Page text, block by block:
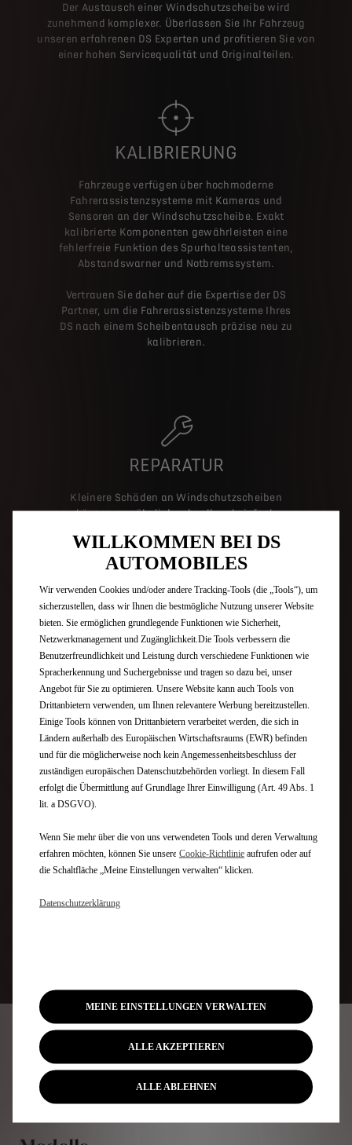
Der Austausch einer Windschutzscheibe wird
zunehmend komplexer. Überlassen Sie Ihr Fahrzeug
unseren erfahrenen DS Experten und profitieren Sie von
einer hohen Servicequalität und Originalteilen.
KALIBRIERUNG
Fahrzeuge verfügen über hochmoderne
Fahrerassistenzsysteme mit Kameras und
Sensoren an der Windschutzscheibe. Exakt
kalibrierte Komponenten gewährleisten eine
fehlerfreie Funktion des Spurhalteassistenten,
Abstandswarner und Notbremssystem.
Vertrauen Sie daher auf die Expertise der DS
Partner, um die Fahrerassistenzsysteme Ihres
DS nach einem Scheibentausch präzise neu zu
kalibrieren.
REPARATUR
Kleinere Schäden an Windschutzscheiben
können gewöhnlich schnell und einfach
ob im speziellen Fall die Scheibenreparatur
möglich und erlaubt ist.
Falls der Schaden nicht repariert werden kann,
kümmern sich unsere Experten um den
Austausch Ihrer Windschutzscheibe.
UNSER SERVICE
Ihr DS Partner unterstützt Sie bei der
Schadensabwicklung mit der Versicherung.
Teilkaskoversicherte zahlen für die Reparatur in
Selbstbeteiligung) und werden nicht in der
Versicherungsprämie hochgestuft.1
Mobilität während der Reparatur
WILLKOMMEN BEI DS
AUTOMOBILES
Wir verwenden Cookies und/oder andere Tracking-Tools (die „Tools“), um
sicherzustellen, dass wir Ihnen die bestmögliche Nutzung unserer Website
bieten. Sie ermöglichen grundlegende Funktionen wie Sicherheit,
Netzwerkmanagement und Zugänglichkeit.Die Tools verbessern die
Benutzerfreundlichkeit und Leistung durch verschiedene Funktionen wie
Spracherkennung und Suchergebnisse und tragen so dazu bei, unser
Angebot für Sie zu optimieren. Unsere Website kann auch Tools von
Drittanbietern verwenden, um Ihnen relevantere Werbung bereitzustellen.
Einige Tools können von Drittanbietern verarbeitet werden, die sich in
Ländern außerhalb des Europäischen Wirtschaftsraums (EWR) befinden
und für die möglicherweise noch kein Angemessenheitsbeschluss der
zuständigen europäischen Datenschutzbehörden vorliegt. In diesem Fall
erfolgt die Übermittlung auf Grundlage Ihrer Einwilligung (Art. 49 Abs. 1
lit. a DSGVO).
Wenn Sie mehr über die von uns verwendeten Tools und deren Verwaltung
erfahren möchten, können Sie unsere Cookie‑Richtlinie aufrufen oder auf
die Schaltfläche „Meine Einstellungen verwalten“ klicken.
Datenschutzerklärung
MEINE EINSTELLUNGEN VERWALTEN
ALLE AKZEPTIEREN
ALLE ABLEHNEN